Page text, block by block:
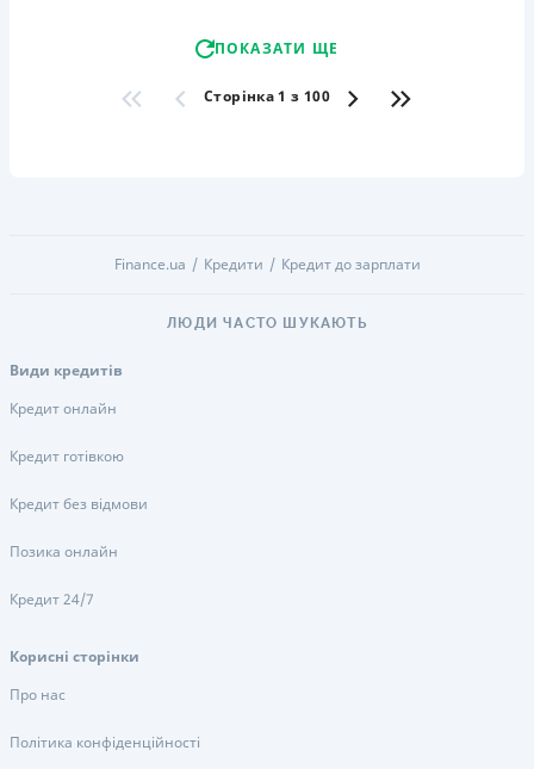
ПОКАЗАТИ ЩЕ
Сторінка 1 з 100
Finance.ua Кредити Кредит до зарплати
ЛЮДИ ЧАСТО ШУКАЮТЬ
Види кредитів
Кредит онлайн
Кредит готівкою
Кредит без відмови
Позика онлайн
Кредит 24/7
Корисні сторінки
Про нас
Політика конфіденційності